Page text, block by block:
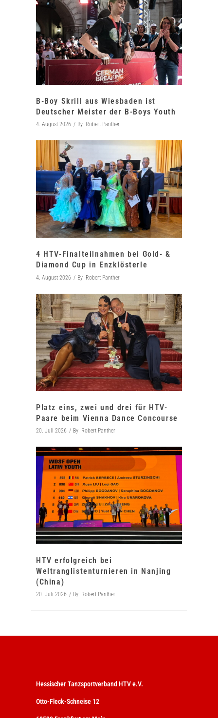
B-Boy Skrill aus Wiesbaden ist
Deutscher Meister der B-Boys Youth
4. August 2026 By Robert Panther
4 HTV-Finalteilnahmen bei Gold- &
Diamond Cup in Enzklösterle
4. August 2026 By Robert Panther
Platz eins, zwei und drei für HTV-
Paare beim Vienna Dance Concourse
20. Juli 2026 By Robert Panther
HTV erfolgreich bei
Weltranglistenturnieren in Nanjing
(China)
20. Juli 2026 By Robert Panther
Hessischer Tanzsportverband HTV e.V.
Otto-Fleck-Schneise 12